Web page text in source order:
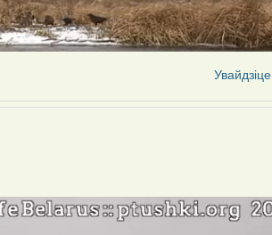
Увайдзіце